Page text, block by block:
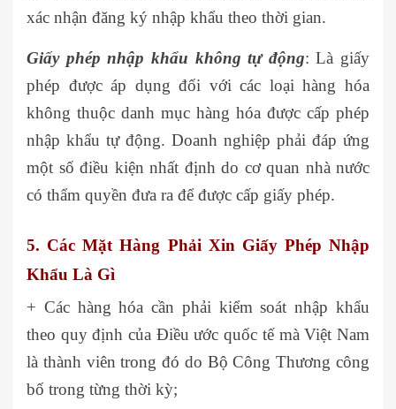
xác nhận đăng ký nhập khẩu theo thời gian.
Giấy phép nhập khẩu không tự động: Là giấy
phép được áp dụng đối với các loại hàng hóa
không thuộc danh mục hàng hóa được cấp phép
nhập khẩu tự động. Doanh nghiệp phải đáp ứng
một số điều kiện nhất định do cơ quan nhà nước
có thẩm quyền đưa ra để được cấp giấy phép.
5. Các Mặt Hàng Phải Xin Giấy Phép Nhập
Khẩu Là Gì
+ Các hàng hóa cần phải kiểm soát nhập khẩu
theo quy định của Điều ước quốc tế mà Việt Nam
là thành viên trong đó do Bộ Công Thương công
bố trong từng thời kỳ;